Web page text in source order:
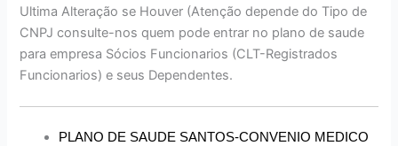
Ultima Alteração se Houver (Atenção depende do Tipo de
CNPJ consulte-nos quem pode entrar no plano de saude
para empresa Sócios Funcionarios (CLT-Registrados
Funcionarios) e seus Dependentes.
PLANO DE SAUDE SANTOS-CONVENIO MEDICO